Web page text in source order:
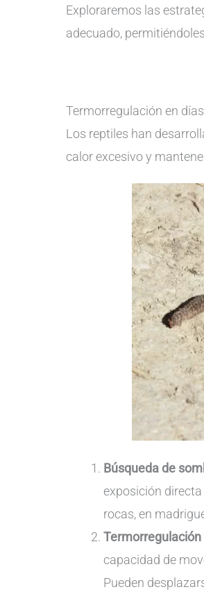
Exploraremos las
adecuado,
Termorregulación en
Los reptiles han
calor excesivo y
Búsqueda de
exposición
rocas, en
Termorregulación
capacidad de
Pueden